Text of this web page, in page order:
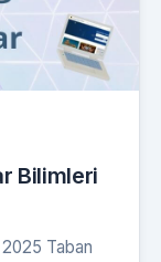
Bilimleri
Taban